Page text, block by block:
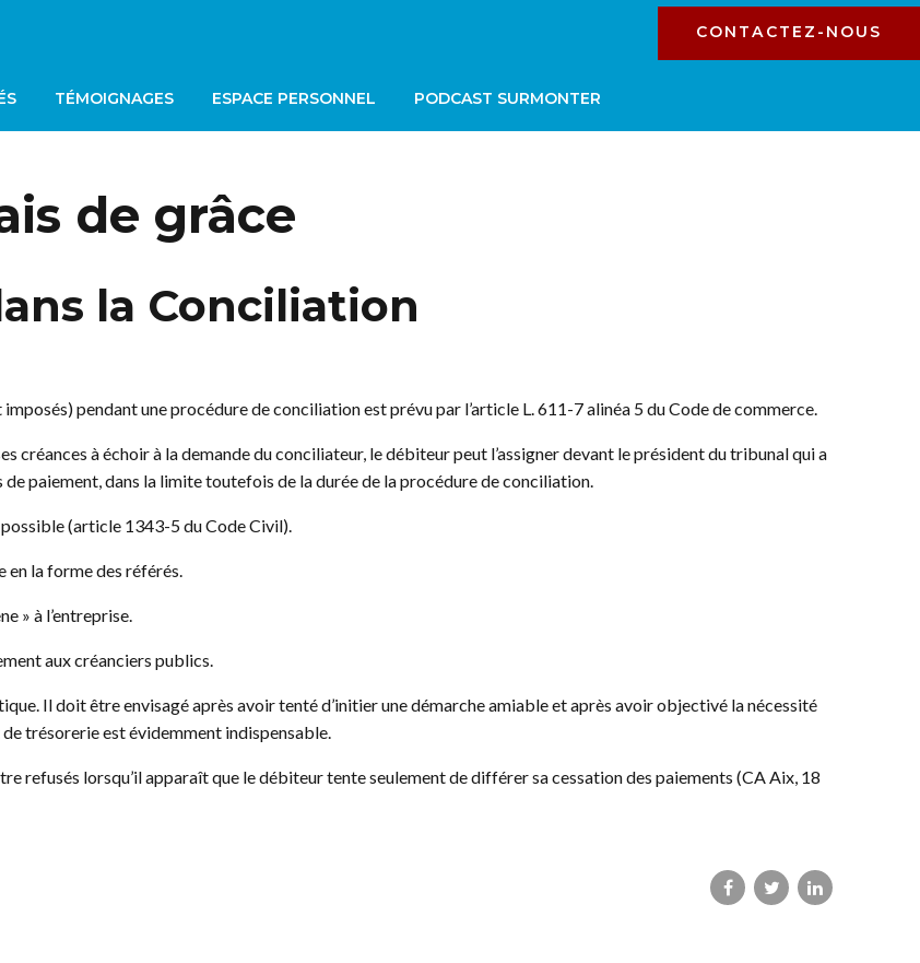
CONTACTEZ-NOUS
TÉMOIGNAGES ESPACE PERSONNEL PODCAST SURMONTER
de grâce
la Conciliation
pendant une procédure de conciliation est prévu par l’article L. 611-7 alinéa 5 du Code de commerce.
créances à échoir à la demande du conciliateur, le débiteur peut l’assigner devant le président du tribunal qui a
paiement, dans la limite toutefois de la durée de la procédure de conciliation.
possible (article 1343-5 du Code Civil).
en la forme des référés.
» à l’entreprise.
aux créanciers publics.
Il doit être envisagé après avoir tenté d’initier une démarche amiable et après avoir objectivé la nécessité
de trésorerie est évidemment indispensable.
refusés lorsqu’il apparaît que le débiteur tente seulement de différer sa cessation des paiements (CA Aix, 18